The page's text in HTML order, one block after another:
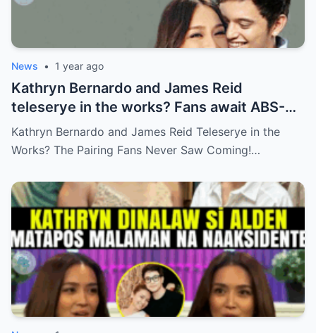
News • 1 year ago
Kathryn Bernardo and James Reid
teleserye in the works? Fans await ABS-
CBN’s official reveal
Kathryn Bernardo and James Reid Teleserye in the
Works? The Pairing Fans Never Saw Coming!…